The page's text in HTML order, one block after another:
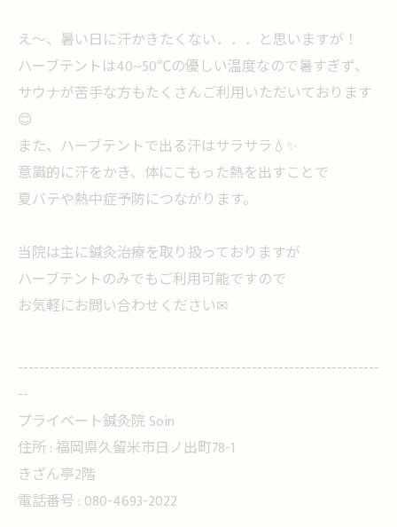
え～、暑い日に汗かきたくない．．．と思いますが！
ハーブテントは40~50℃の優しい温度なので暑すぎず、
サウナが苦手な方もたくさんご利用いただいております
😊
また、ハーブテントで出る汗はサラサラ💧✨
意識的に汗をかき、体にこもった熱を出すことで
夏バテや熱中症予防につながります。
当院は主に鍼灸治療を取り扱っておりますが
ハーブテントのみでもご利用可能ですので
お気軽にお問い合わせください✉
--------------------------------------------------------------------
--
プライベート鍼灸院 Soin
住所 : 福岡県久留米市日ノ出町78-1
きざん亭2階
電話番号 : 080-4693-2022